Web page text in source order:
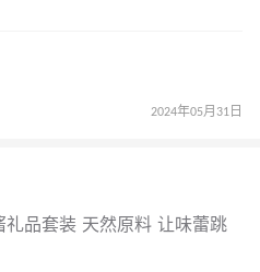
2024年05月31日
礼品套装 天然原料 让味蕾跳